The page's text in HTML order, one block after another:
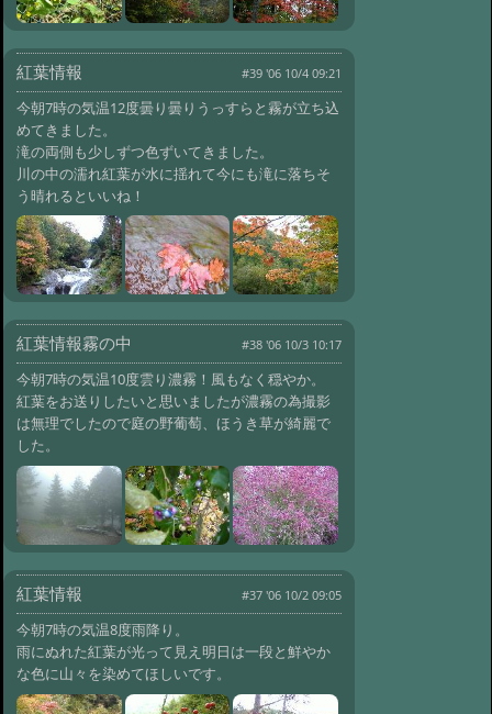
紅葉情報 #39 '06 10/4 09:21
今朝7時の気温12度曇り曇りうっすらと霧が立ち込
めてきました。
滝の両側も少しずつ色ずいてきました。
川の中の濡れ紅葉が水に揺れて今にも滝に落ちそ
う晴れるといいね！
紅葉情報霧の中 #38 '06 10/3 10:17
今朝7時の気温10度雲り濃霧！風もなく穏やか。
紅葉をお送りしたいと思いましたが濃霧の為撮影
は無理でしたので庭の野葡萄、ほうき草が綺麗で
した。
紅葉情報 #37 '06 10/2 09:05
今朝7時の気温8度雨降り。
雨にぬれた紅葉が光って見え明日は一段と鮮やか
な色に山々を染めてほしいです。